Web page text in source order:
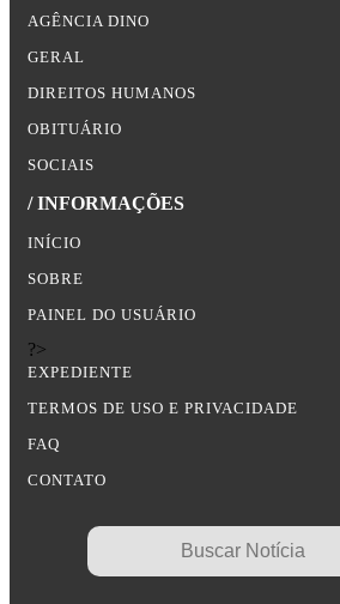
AGÊNCIA DINO
GERAL
DIREITOS HUMANOS
OBITUÁRIO
SOCIAIS
/ INFORMAÇÕES
INÍCIO
SOBRE
PAINEL DO USUÁRIO
?>
EXPEDIENTE
TERMOS DE USO E PRIVACIDADE
FAQ
CONTATO